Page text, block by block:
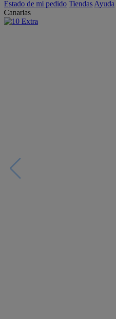
Estado de mi pedido Tiendas Ayuda
Canarias